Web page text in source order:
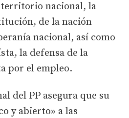
territorio nacional, la
de la nación
nacional, así como
la defensa de la
por el empleo.
del PP asegura que su
y abierto» a las